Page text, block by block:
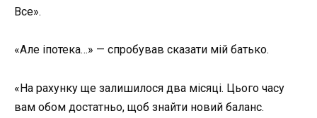
Все».
«Але іпотека…» — спробував сказати мій батько.
«На рахунку ще залишилося два місяці. Цього часу
вам обом достатньо, щоб знайти новий баланс.